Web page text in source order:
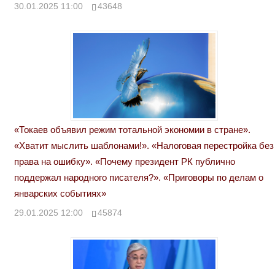
30.01.2025 11:00 43648
«Токаев объявил режим тотальной экономии в стране».
«Хватит мыслить шаблонами!». «Налоговая перестройка без
права на ошибку». «Почему президент РК публично
поддержал народного писателя?». «Приговоры по делам о
январских событиях»
29.01.2025 12:00 45874